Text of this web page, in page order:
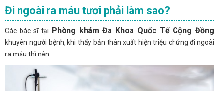
Đi ngoài ra máu tươi phải làm sao?
Các bác sĩ tại Phòng khám Đa Khoa Quốc Tế Cộng Đồng
khuyên người bệnh, khi thấy bản thân xuất hiện triệu chứng đi ngoài
ra máu thì nên: